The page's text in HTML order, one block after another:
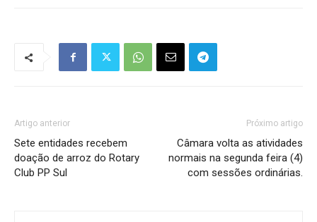
Artigo anterior
Sete entidades recebem
doação de arroz do Rotary
Club PP Sul
Próximo artigo
Câmara volta as atividades
normais na segunda feira (4)
com sessões ordinárias.